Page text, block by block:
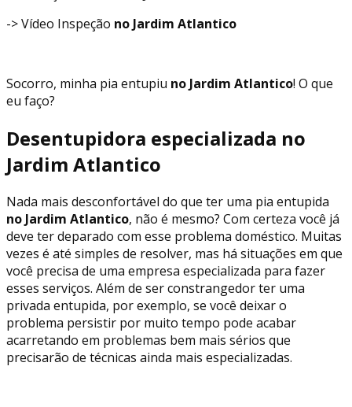
-> Vídeo Inspeção no Jardim Atlantico
Socorro, minha pia entupiu no Jardim Atlantico! O que
eu faço?
Desentupidora especializada no
Jardim Atlantico
Nada mais desconfortável do que ter uma pia entupida
no Jardim Atlantico, não é mesmo? Com certeza você já
deve ter deparado com esse problema doméstico. Muitas
vezes é até simples de resolver, mas há situações em que
você precisa de uma empresa especializada para fazer
esses serviços. Além de ser constrangedor ter uma
privada entupida, por exemplo, se você deixar o
problema persistir por muito tempo pode acabar
acarretando em problemas bem mais sérios que
precisarão de técnicas ainda mais especializadas.